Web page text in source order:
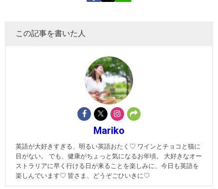
この記事を書いた人
Mariko
英語が大好きすぎる、明るい英語おたく♡ ワインとチョコと猫に
目がない。 でも、健康がちょっと気になるお年頃。 大好きなオー
ストラリアに早く行ける日が来ることを楽しみに、今日も英語を
楽しんでいます♡ 皆さま、どうぞごひいきに♡